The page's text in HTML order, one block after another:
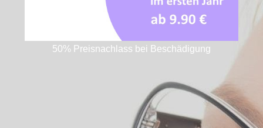
50% Preisnachlass bei Beschädigung